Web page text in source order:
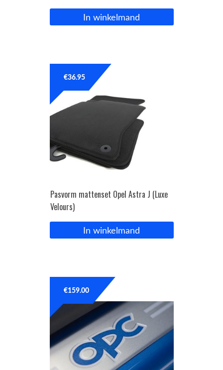
In winkelmand
Pasvorm mattenset Opel Astra J (Luxe
Velours)
€36.95
In winkelmand
€159.00